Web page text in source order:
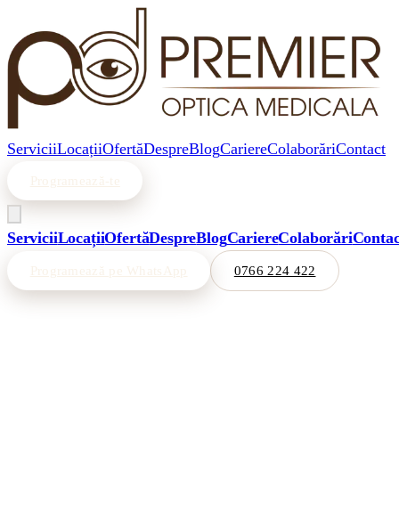
ServiciiLocațiiOfertăDespreBlogCariereColaborăriContact
Programează-te
ServiciiLocațiiOfertăDespreBlogCariereColaborări
Programează pe WhatsApp 0766 224 422